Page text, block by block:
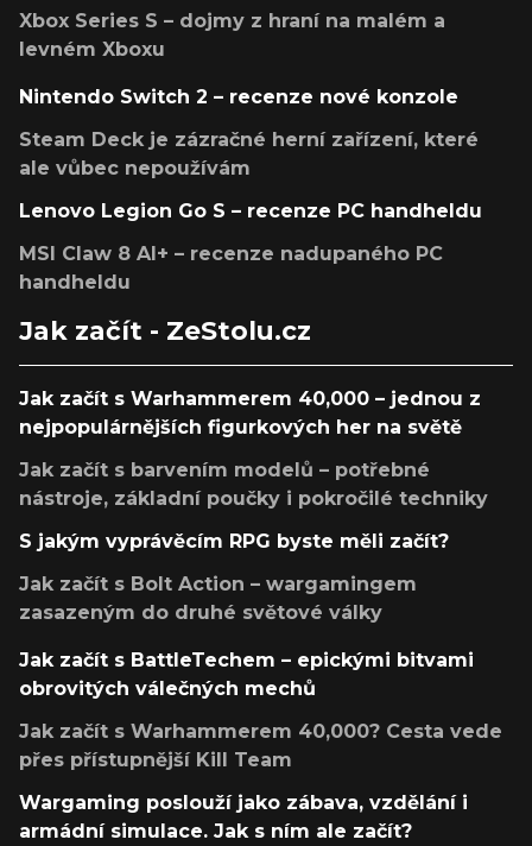
Xbox Series S – dojmy z hraní na malém a
levném Xboxu
Nintendo Switch 2 – recenze nové konzole
Steam Deck je zázračné herní zařízení, které
ale vůbec nepoužívám
Lenovo Legion Go S – recenze PC handheldu
MSI Claw 8 AI+ – recenze nadupaného PC
handheldu
Jak začít - ZeStolu.cz
Jak začít s Warhammerem 40,000 – jednou z
nejpopulárnějších figurkových her na světě
Jak začít s barvením modelů – potřebné
nástroje, základní poučky i pokročilé techniky
S jakým vyprávěcím RPG byste měli začít?
Jak začít s Bolt Action – wargamingem
zasazeným do druhé světové války
Jak začít s BattleTechem – epickými bitvami
obrovitých válečných mechů
Jak začít s Warhammerem 40,000? Cesta vede
přes přístupnější Kill Team
Wargaming poslouží jako zábava, vzdělání i
armádní simulace. Jak s ním ale začít?